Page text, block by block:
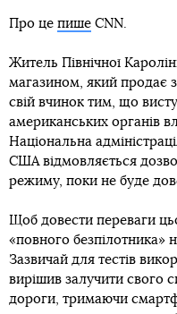
Про це пише CNN.
Житель Північної
магазином, який продає
свій вчинок тим, що
американських органів
Національна
США відмовляється
режиму, поки не буде
Щоб довести переваги
«повного безпілотника»
Зазвичай для тестів
вирішив залучити свого
дороги, тримаючи